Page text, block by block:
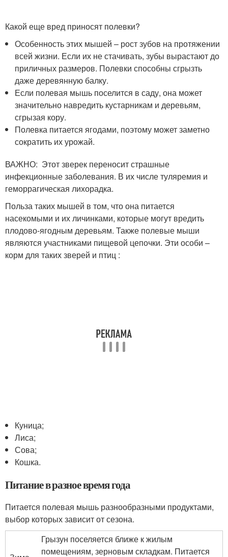
Какой еще вред приносят полевки?
Особенность этих мышей – рост зубов на протяжении
всей жизни. Если их не стачивать, зубы вырастают до
приличных размеров. Полевки способны сгрызть
даже деревянную балку.
Если полевая мышь поселится в саду, она может
значительно навредить кустарникам и деревьям,
сгрызая кору.
Полевка питается ягодами, поэтому может заметно
сократить их урожай.
ВАЖНО: Этот зверек переносит страшные
инфекционные заболевания. В их числе туляремия и
геморрагическая лихорадка.
Польза таких мышей в том, что она питается
насекомыми и их личинками, которые могут вредить
плодово-ягодным деревьям. Также полевые мыши
являются участниками пищевой цепочки. Эти особи –
корм для таких зверей и птиц :
Куница;
Лиса;
Сова;
Кошка.
Питание в разное время года
Питается полевая мышь разнообразными продуктами,
выбор которых зависит от сезона.
Грызун поселяется ближе к жилым
помещениям, зерновым складкам. Питается